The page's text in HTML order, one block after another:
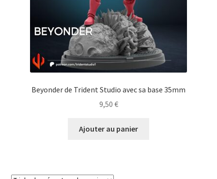
Beyonder de Trident Studio avec sa base 35mm
9,50 €
Ajouter au panier